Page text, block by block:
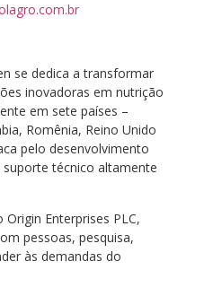
se dedica a transformar
inovadoras em nutrição
em sete países –
Romênia, Reino Unido
pelo desenvolvimento
técnico altamente
Enterprises PLC,
pessoas, pesquisa,
às demandas do